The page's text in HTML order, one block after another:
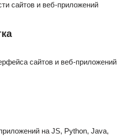
сайтов и веб-приложений
сайтов и веб-приложений
на JS, Python, Java,